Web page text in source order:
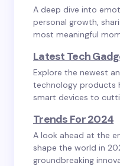
A deep dive into
personal growth,
most meaningful
Latest Tech
Explore the newest
technology products
smart devices to
Trends For 2024
A look ahead at the
shape the world in
groundbreaking